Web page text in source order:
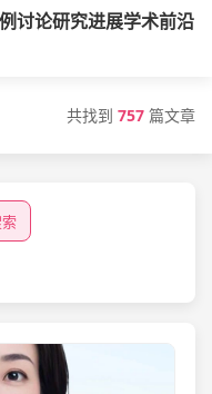
讨论研究进展学术前沿
共找到 757 篇文章